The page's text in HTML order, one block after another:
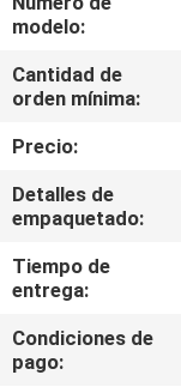
CONTROL
DE
modelo:
Cantidad de
orden mínima:
Precio:
Detalles de
empaquetado:
Tiempo de
entrega:
Condiciones de
pago: